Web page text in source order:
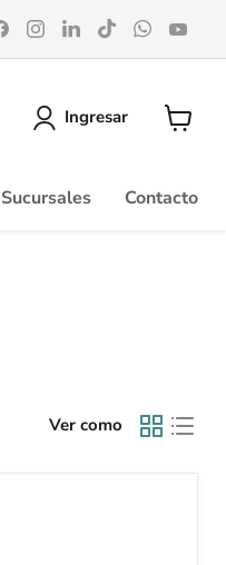
Encuéntrenos
en
Facebook
Encuéntrenos
en
Instagram
Encuéntrenos
en
LinkedIn
Encuéntrenos
en
TikTok
en
Ingresar
Sucursales Contacto
Ver como